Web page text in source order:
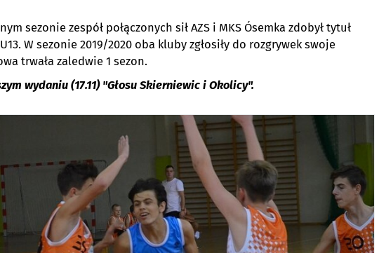
sezonie zespół połączonych sił AZS i MKS Ósemka zdobył tytuł
W sezonie 2019/2020 oba kluby zgłosiły do rozgrywek swoje
trwała zaledwie 1 sezon.
wydaniu (17.11) "Głosu Skierniewic i Okolicy".